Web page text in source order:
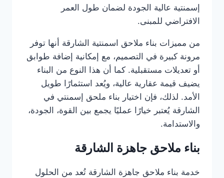
إسمنتية عالية الجودة لضمان طول العمر
الافتراضي للمبنى.
من مميزات بناء ملاحق اسمنتية الشارقة أنها توفر
مرونة كبيرة في التصميم، مع إمكانية إضافة طوابق
أو تعديلات مستقبلية. كما أن هذا النوع من البناء
يضيف قيمة عقارية عالية، ويُعد استثمارًا طويل
الأمد. لذلك، فإن اختيار بناء ملحق إسمنتي في
الشارقة يُعتبر خيارًا عمليًا يجمع بين القوة، الجودة،
والاستدامة.
بناء ملاحق جاهزة الشارقة
خدمة بناء ملاحق جاهزة الشارقة تُعد من الحلول